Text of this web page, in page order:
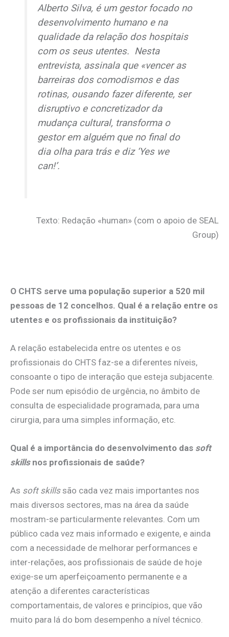
Alberto Silva, é um gestor focado no
desenvolvimento humano e na
qualidade da relação dos hospitais
com os seus utentes. Nesta
entrevista, assinala que «vencer as
barreiras dos comodismos e das
rotinas, ousando fazer diferente, ser
disruptivo e concretizador da
mudança cultural, transforma o
gestor em alguém que no final do
dia olha para trás e diz ‘Yes we
can!’.
Texto: Redação «human» (com o apoio de SEAL
Group)
O CHTS serve uma população superior a 520 mil
pessoas de 12 concelhos. Qual é a relação entre os
utentes e os profissionais da instituição?
A relação estabelecida entre os utentes e os
profissionais do CHTS faz-se a diferentes níveis,
consoante o tipo de interação que esteja subjacente.
Pode ser num episódio de urgência, no âmbito de
consulta de especialidade programada, para uma
cirurgia, para uma simples informação, etc.
Qual é a importância do desenvolvimento das soft
skillsnos profissionais de saúde?
As soft skillssão cada vez mais importantes nos
mais diversos sectores, mas na área da saúde
mostram-se particularmente relevantes. Com um
público cada vez mais informado e exigente, e ainda
com a necessidade de melhorar performances e
inter-relações, aos profissionais de saúde de hoje
exige-se um aperfeiçoamento permanente e a
atenção a diferentes características
comportamentais, de valores e princípios, que vão
muito para lá do bom desempenho a nível técnico.